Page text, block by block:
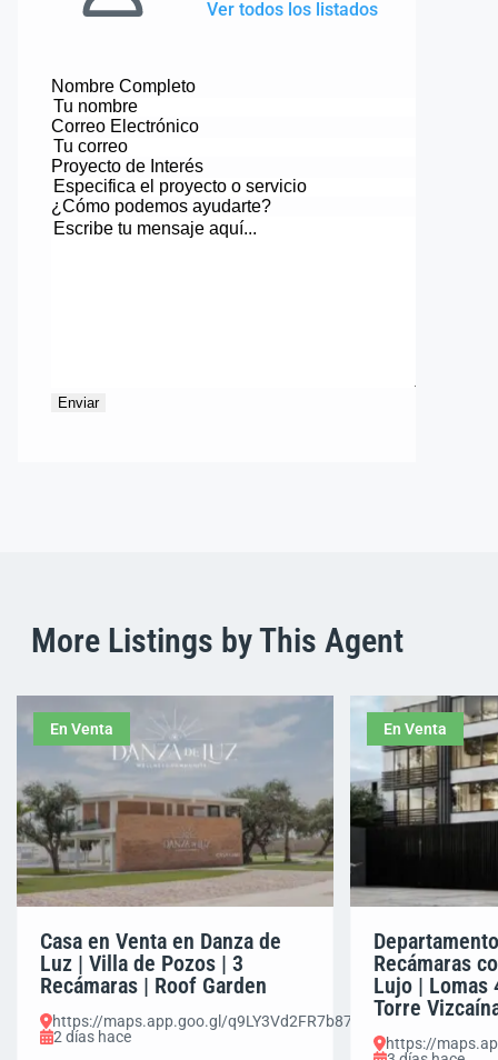
Ver todos los listados
Nombre Completo
Correo Electrónico
Proyecto de Interés
¿Cómo podemos ayudarte?
More Listings by This Agent
En Venta
Casa en Venta en Danza de
Luz | Villa de Pozos | 3
Recámaras | Roof Garden
https://maps.app.goo.gl/q9LY3Vd2FR7b87Em8
2 días hace
En Venta
Recámaras
Lujo | Lomas
Torre
https://